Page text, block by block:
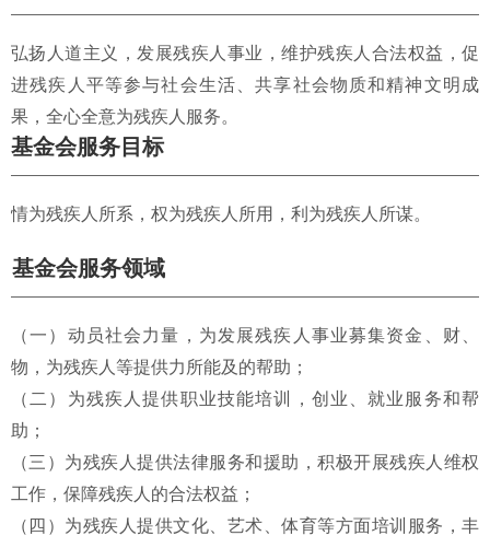
弘扬人道主义，发展残疾人事业，维护残疾人合法权益，促
进残疾人平等参与社会生活、共享社会物质和精神文明成
果，全心全意为残疾人服务。
基金会服务目标
情为残疾人所系，权为残疾人所用，利为残疾人所谋。
基金会服务领域
（一）动员社会力量，为发展残疾人事业募集资金、财、
物，为残疾人等提供力所能及的帮助；
（二）为残疾人提供职业技能培训，创业、就业服务和帮
助；
（三）为残疾人提供法律服务和援助，积极开展残疾人维权
工作，保障残疾人的合法权益；
（四）为残疾人提供文化、艺术、体育等方面培训服务，丰